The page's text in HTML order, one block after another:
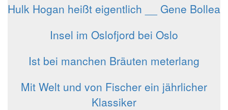
Hulk Hogan heißt eigentlich __ Gene Bollea
Insel im Oslofjord bei Oslo
Ist bei manchen Bräuten meterlang
Mit Welt und von Fischer ein jährlicher
Klassiker